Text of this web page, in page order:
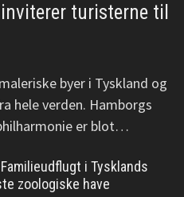
turisterne til
byer i Tyskland og
hele verden. Hamborgs
er blot…
i Tysklands
zoologiske have